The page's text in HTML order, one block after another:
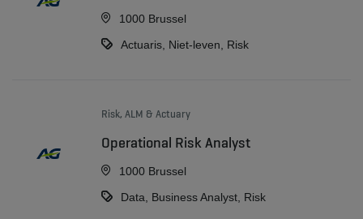
1000 Brussel
Actuaris, Niet-leven, Risk
Risk, ALM & Actuary
Operational Risk Analyst
1000 Brussel
Data, Business Analyst, Risk